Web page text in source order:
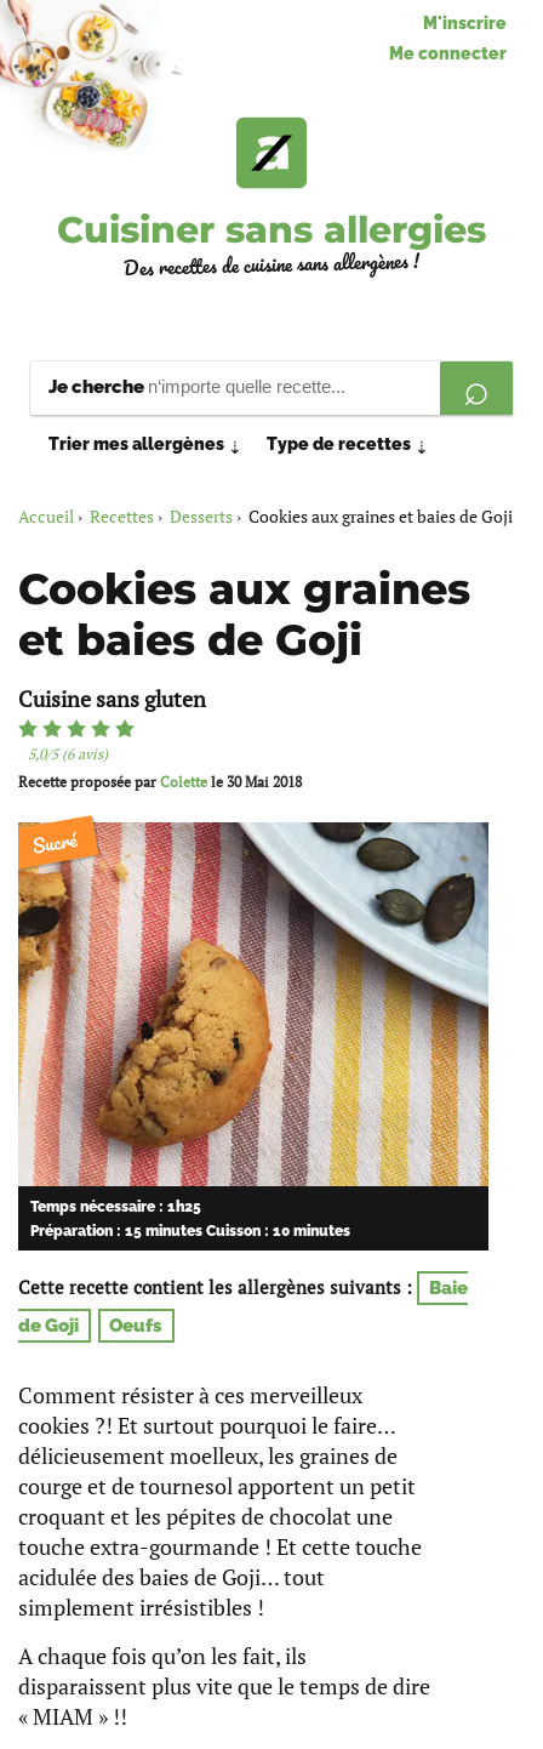
M'inscrire
Me connecter
Cuisiner sans allergies
Des recettes de cuisine sans allergènes !
Je cherche
Trier mes allergènes ⇣ Type de recettes ⇣
Accueil Recettes Desserts Cookies aux graines et baies de Goji
Cookies aux graines
et baies de Goji
Cuisine sans gluten
5,0/5 (6 avis)
Recette proposée par Colette le 30 Mai 2018
Sucré
Temps nécessaire : 1h25
Préparation : 15 minutes Cuisson : 10 minutes
Cette recette contient les allergènes suivants :
Baie
de Goji
Oeufs
Comment résister à ces merveilleux
cookies ?! Et surtout pourquoi le faire…
délicieusement moelleux, les graines de
courge et de tournesol apportent un petit
croquant et les pépites de chocolat une
touche extra-gourmande ! Et cette touche
acidulée des baies de Goji… tout
simplement irrésistibles !
A chaque fois qu’on les fait, ils
disparaissent plus vite que le temps de dire
« MIAM » !!